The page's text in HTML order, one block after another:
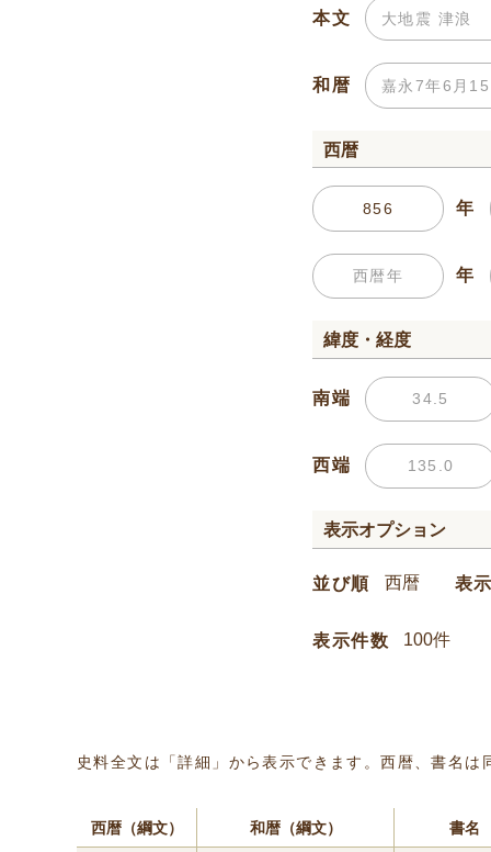
本文
和暦
西暦
年
年
緯度・経度
南端
西端
表示オプション
並び順 表
表示件数
史料全文は「詳細」から表示できます。西暦、書名
西暦（綱文） 和暦（綱文） 書名